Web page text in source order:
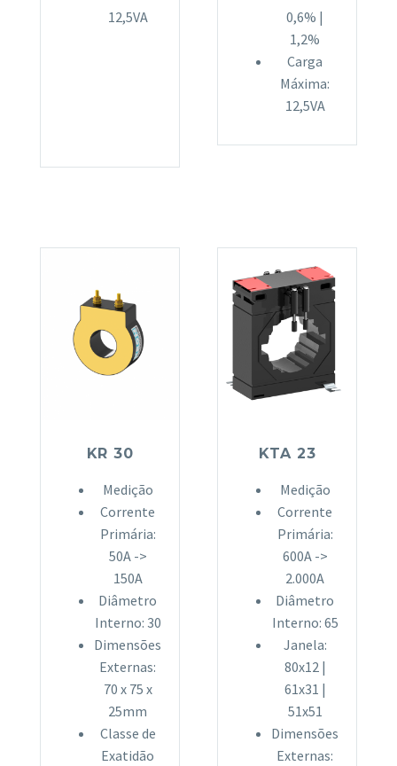
12,5VA
0,6% |
1,2%
Carga
Máxima:
12,5VA
KR 30
Medição
Corrente
Primária:
50A ->
150A
Diâmetro
Interno: 30
Dimensões
Externas:
70 x 75 x
25mm
Classe de
Exatidão
KTA 23
Medição
Corrente
Primária:
600A ->
2.000A
Diâmetro
Interno: 65
Janela:
80x12 |
61x31 |
51x51
Dimensões
Externas: